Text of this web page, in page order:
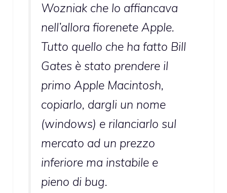
Wozniak che lo affiancava
nell’allora fiorenete Apple.
Tutto quello che ha fatto Bill
Gates è stato prendere il
primo Apple Macintosh,
copiarlo, dargli un nome
(windows) e rilanciarlo sul
mercato ad un prezzo
inferiore ma instabile e
pieno di bug.